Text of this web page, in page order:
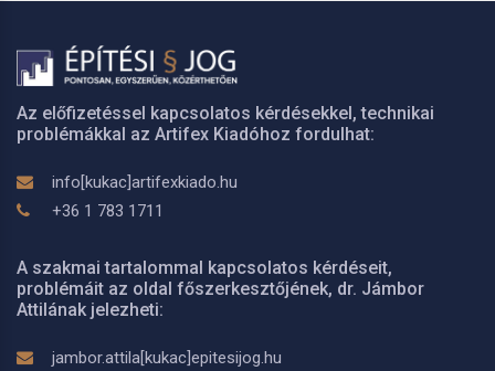
Az előfizetéssel kapcsolatos kérdésekkel, technikai
problémákkal az Artifex Kiadóhoz fordulhat:
info[kukac]artifexkiado.hu
+36 1 783 1711
A szakmai tartalommal kapcsolatos kérdéseit,
problémáit az oldal főszerkesztőjének, dr. Jámbor
Attilának jelezheti:
jambor.attila[kukac]epitesijog.hu